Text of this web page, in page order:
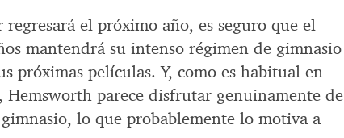
el próximo año, es seguro que el
mantendrá su intenso régimen de gimnasio
próximas películas. Y, como es habitual en
Hemsworth parece disfrutar genuinamente de
lo que probablemente lo motiva a